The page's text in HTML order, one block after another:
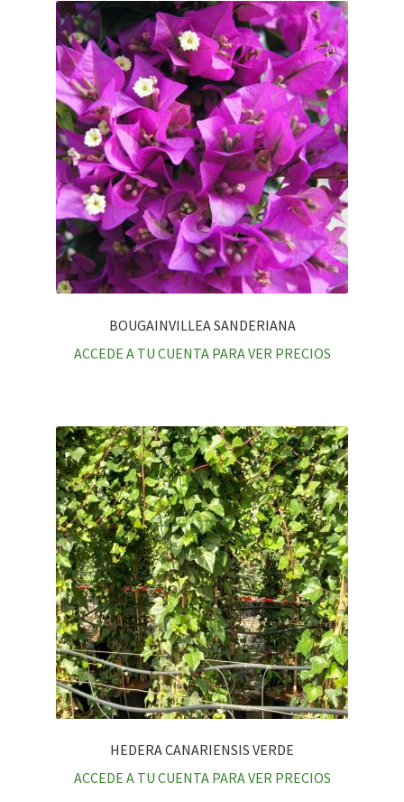
BOUGAINVILLEA SANDERIANA
ACCEDE A TU CUENTA PARA VER PRECIOS
HEDERA CANARIENSIS VERDE
ACCEDE A TU CUENTA PARA VER PRECIOS